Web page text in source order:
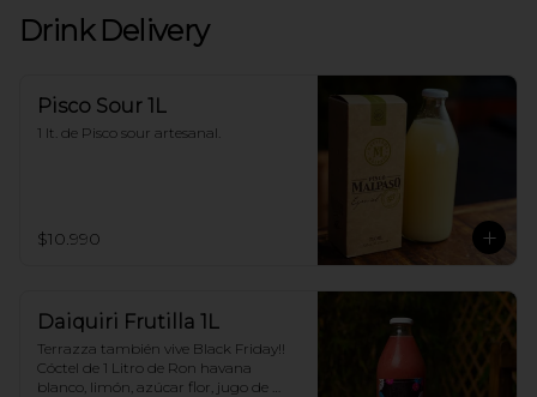
Drink Delivery
Pisco Sour 1L
1 lt. de Pisco sour artesanal.
$10.990
Daiquiri Frutilla 1L
Terrazza también vive Black Friday!!
Cóctel de 1 Litro de Ron havana
blanco, limón, azúcar flor, jugo de